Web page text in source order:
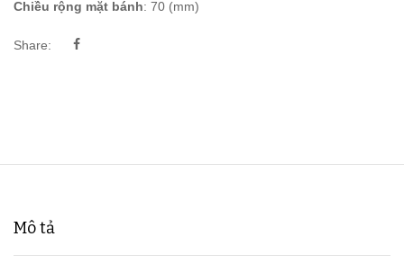
Chiều rộng mặt bánh: 70 (mm)
Share:
Mô tả